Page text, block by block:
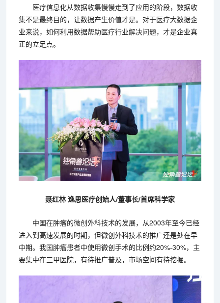
医疗信息化从数据收集慢慢走到了应用的阶段，数据收
集不是最终目的，让数据产生价值才是。对于医疗大数据企
业来说，如何利用数据帮助医疗行业解决问题，才是企业真
正的立足点。
聂红林 逸思医疗创始人/董事长/首席科学家
中国在肿瘤的微创外科技术的发展，从2003年至今已经
进入到高速发展的时期，但微创外科技术的推广还是处在早
中期。我国肿瘤患者中使用微创手术的比例约20%-30%，主
要集中在三甲医院，有待推广普及，市场空间有待挖掘。